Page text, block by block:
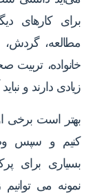
برای کارهای
مطالعه، گردش،
خانواده، تربیت
زیادی دارند و
بهتر است برخی
کنیم و سپس
بسیاری برای
نمونه می